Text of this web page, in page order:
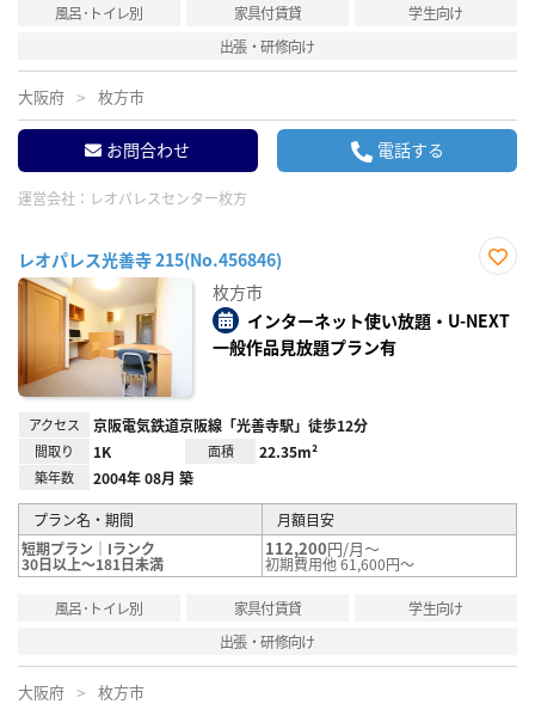
風呂･トイレ別 家具付賃貸
学生向け
出張・研修向け
大阪府 枚方市
お問合わせ 電話する
運営会社： レオパレスセンター枚方
レオパレス光善寺 215(No.456846)
り登
録
枚方市
インターネット使い放題・U-NEXT
一般作品見放題プラン有
アクセス 京阪電気鉄道京阪線「光善寺駅」徒歩12分
間取り 1K 面積 22.35m²
築年数 2004年 08月 築
プラン名・期間
月額目安
短期プラン｜Iランク
30日以上～181日未満
112,200円/月～
初期費用他 61,600円～
風呂･トイレ別 家具付賃貸
学生向け
出張・研修向け
大阪府 枚方市